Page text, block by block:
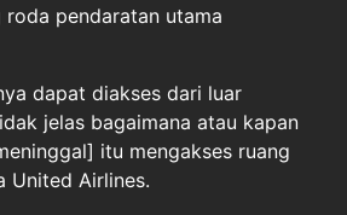
pendaratan utama
dapat diakses dari luar
jelas bagaimana atau kapan
itu mengakses ruang
United Airlines.